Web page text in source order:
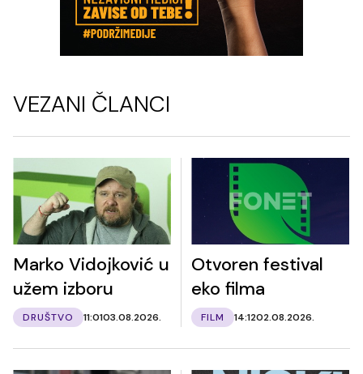
VEZANI ČLANCI
Marko Vidojković u
užem izboru
DRUŠTVO 11:0103.08.2026.
Otvoren festival
eko filma
FILM 14:1202.08.2026.